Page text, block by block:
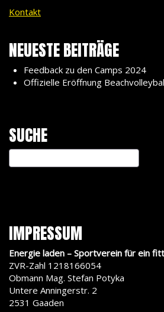
Kontakt
NEUESTE BEITRÄGE
Feedback zu den Camps 2024
Offizielle Eröffnung
SUCHE
IMPRESSUM
Energie laden – Sportverein für ein
ZVR-Zahl 1218166054
Obmann Mag. Stefan Potyka
Untere Anningerstr. 2
2531 Gaaden